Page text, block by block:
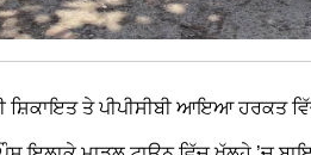
ਤੇ ਪੀਪੀਸੀਬੀ ਆਇਆ ਹਰਕਤ